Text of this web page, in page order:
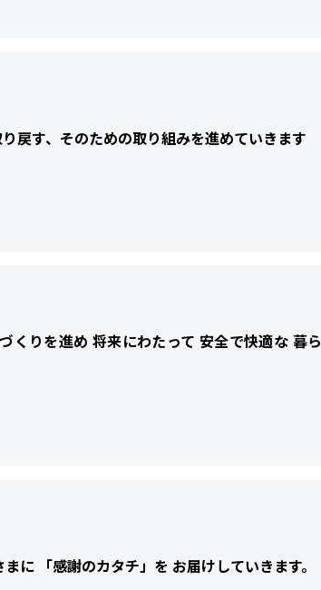
戻す、そのための取り組みを進めていきます
くりを進め 将来にわたって 安全で快適な 暮ら
に 「感謝のカタチ」を お届けしていきます。